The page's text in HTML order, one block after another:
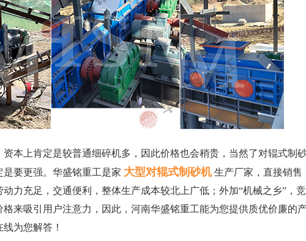
上肯定是较普通细碎机多，因此价格也会稍贵，当然了对辊式制
要更强。华盛铭重工是家 大型对辊式制砂机 生产厂家，直接销售
力充足，交通便利，整体生产成本较北上广低；外加“机械之乡”，竞
来吸引用户注意力，因此，河南华盛铭重工能为您提供质优价廉的
为您解答！